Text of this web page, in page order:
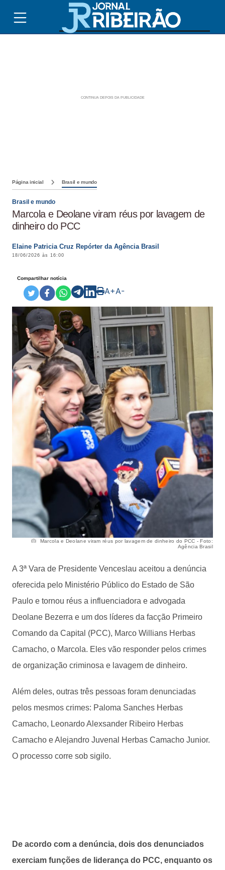
Página inicial Brasil e mundo
Brasil e mundo
Marcola e Deolane viram réus por lavagem de
dinheiro do PCC
Elaine Patricia Cruz Repórter da Agência Brasil
18/06/2026 às 16:00
Compartilhar notícia
A+A-
Marcola e Deolane viram réus por lavagem de dinheiro do PCC - Foto:
Agência Brasil
A 3ª Vara de Presidente Venceslau aceitou a denúncia
oferecida pelo Ministério Público do Estado de São
Paulo e tornou réus a influenciadora e advogada
Deolane Bezerra e um dos líderes da facção Primeiro
Comando da Capital (PCC), Marco Willians Herbas
Camacho, o Marcola. Eles vão responder pelos crimes
de organização criminosa e lavagem de dinheiro.
Além deles, outras três pessoas foram denunciadas
pelos mesmos crimes: Paloma Sanches Herbas
Camacho, Leonardo Alexsander Ribeiro Herbas
Camacho e Alejandro Juvenal Herbas Camacho Junior.
O processo corre sob sigilo.
De acordo com a denúncia, dois dos denunciados
exerciam funções de liderança do PCC, enquanto os